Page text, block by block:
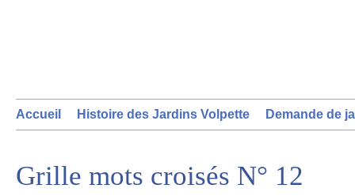
Accueil Histoire des Jardins Volpette Demande de
Grille mots croisés N° 12